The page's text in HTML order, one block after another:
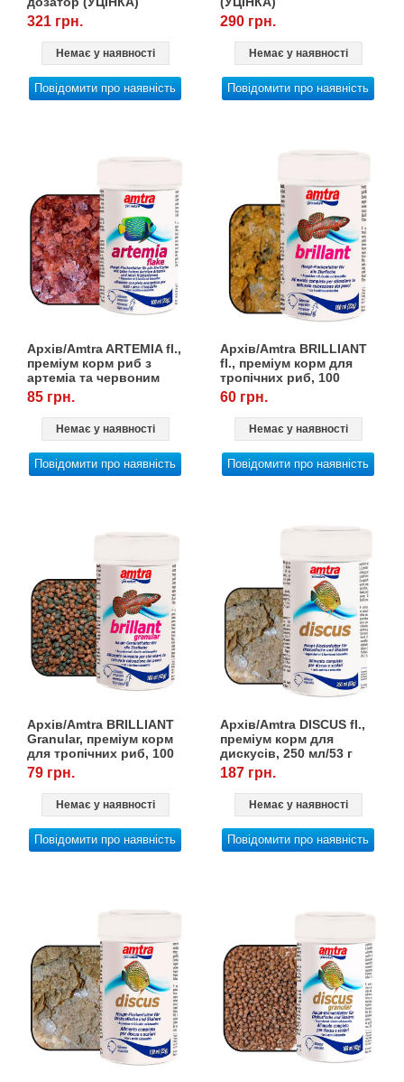
321 грн.
Немає у наявності
Повідомити про наявність
290 грн.
Немає у наявності
Повідомити про наявність
Архів/Amtra ARTEMIA fl.,
преміум корм риб з
артеміа та червоним
мотилем, 100 мл/22 г
85 грн.
Немає у наявності
Повідомити про наявність
Архів/Amtra BRILLIANT
fl., преміум корм для
тропічних риб, 100
мл/22 г
60 грн.
Немає у наявності
Повідомити про наявність
Архів/Amtra BRILLIANT
Granular, преміум корм
для тропічних риб, 100
мл/42 г
79 грн.
Немає у наявності
Повідомити про наявність
Архів/Amtra DISCUS fl.,
преміум корм для
дискусів, 250 мл/53 г
187 грн.
Немає у наявності
Повідомити про наявність